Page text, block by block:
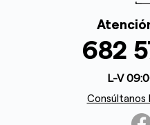
682
L-V
Consúltanos